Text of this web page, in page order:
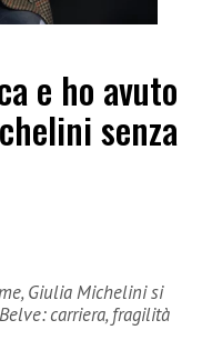
e ho avuto
senza
Giulia Michelini si
carriera, fragilità